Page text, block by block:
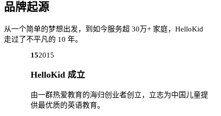
品牌起源
从一个简单的梦想出发，到如今服务超 30万+ 家庭，HelloKid
走过了不平凡的 10 年。
152015
HelloKid 成立
由一群热爱教育的海归创业者创立，立志为中国儿童提
供最优质的英语教育。